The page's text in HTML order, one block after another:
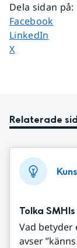
Dela sidan på:
Dela sidan på
Facebook
Dela sidan på
LinkedIn
Dela sidan på
X
Relaterade
Tolka
Vad betyder
avser